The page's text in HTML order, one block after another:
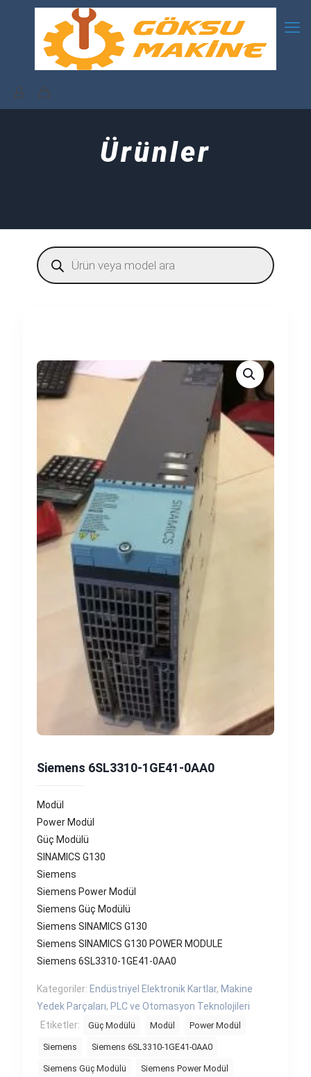
Ürünler
Products
search
Siemens 6SL3310-1GE41-0AA0
Modül
Power Modül
Güç Modülü
SINAMICS G130
Siemens
Siemens Power Modül
Siemens Güç Modülü
Siemens SINAMICS G130
Siemens SINAMICS G130 POWER MODULE
Siemens 6SL3310-1GE41-0AA0
Kategoriler: Endüstriyel Elektronik Kartlar, Makine
Yedek Parçaları, PLC ve Otomasyon Teknolojileri
Etiketler:
Güç Modülü Modül Power Modül
Siemens Siemens 6SL3310-1GE41-0AA0
Siemens Güç Modülü Siemens Power Modül